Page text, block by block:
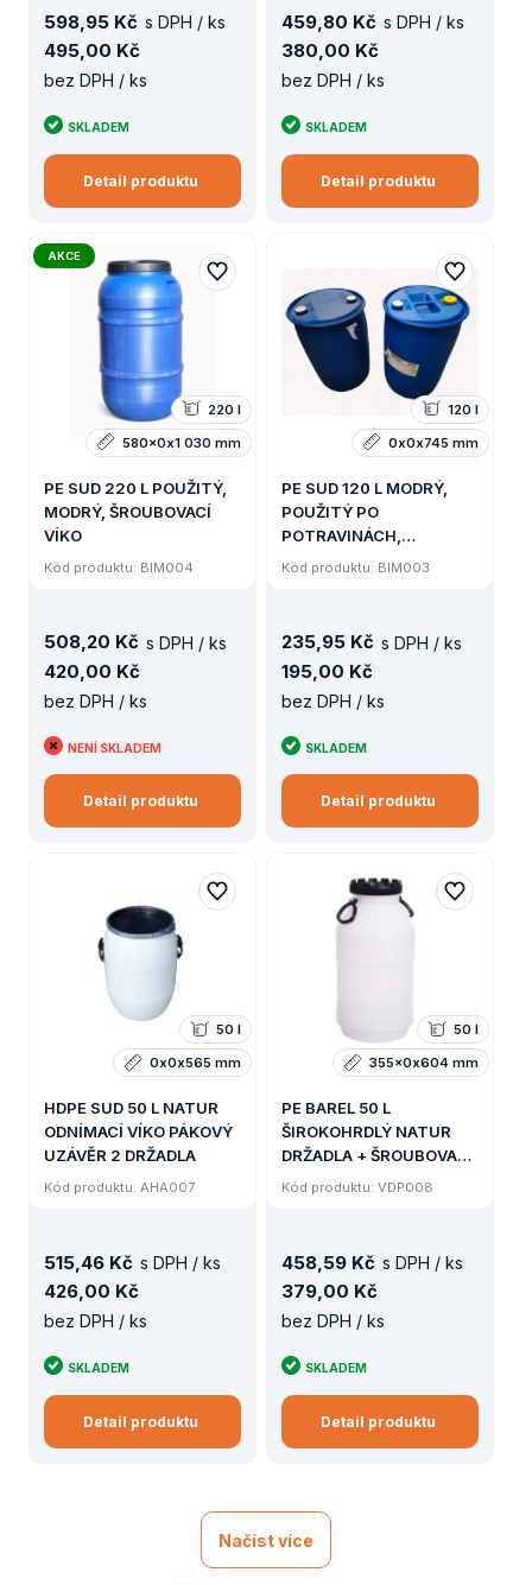
598 95 Kč s DPH / ks
495,00 Kč
bez DPH / ks
SKLADEM
Detail produktu
459 80 Kč s DPH / ks
380,00 Kč
bez DPH / ks
SKLADEM
Detail produktu
PE SUD 220 L POUŽITÝ,
MODRÝ, ŠROUBOVACÍ
VÍKO
Kód produktu: BIM004
AKCE
220 l
580x0x1 030 mm
508,20 Kč s DPH / ks
420 00 Kč
bez DPH / ks
NENÍ SKLADEM
Detail produktu
PE SUD 120 L MODRÝ,
POUŽITÝ PO
POTRAVINÁCH,
NEVYMYTÝ, BEZ UN, DVA
Kód produktu: BIM003
120 l
0x0x745 mm
235,95 Kč s DPH / ks
195 00 Kč
bez DPH / ks
SKLADEM
Detail produktu
HDPE SUD 50 L NATUR
ODNÍMACÍ VÍKO PÁKOVÝ
UZÁVĚR 2 DRŽADLA
Kód produktu: AHA007
50 l
0x0x565 mm
515 46 Kč s DPH / ks
426,00 Kč
bez DPH / ks
SKLADEM
Detail produktu
PE BAREL 50 L
ŠIROKOHRDLÝ NATUR
DRŽADLA + ŠROUBOVACÍ
UZÁVĚR, MEZIVÍČKO
Kód produktu: VDP008
50 l
355x0x604 mm
458 59 Kč s DPH / ks
379,00 Kč
bez DPH / ks
SKLADEM
Detail produktu
Načíst více